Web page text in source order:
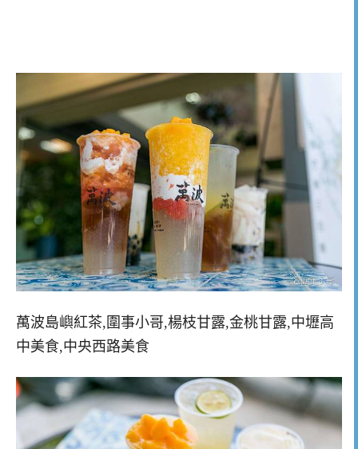
萬波島嶼紅茶,圍事小哥,楊枝甘露,金桃甘露,中壢高
中美食,中央西路美食